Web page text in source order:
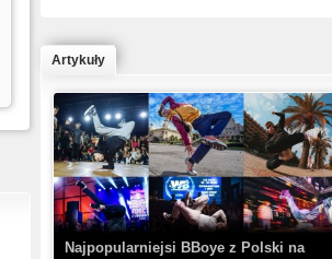
Kaczorex w najnowszym klipie: HRYPA
– Kobieta z walizką
Artykuły
Najpopularniejsi BBoye z Polski na